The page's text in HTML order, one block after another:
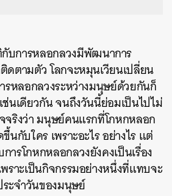
บการหลอกลวงมีพัฒนาการ
ดตามตัว โลกจะหมุนเวียนเปลี่ยน
รหลอกลวงระหว่างมนุษย์ด้วยกันก็
ช่นเดียวกัน จนถึงวันนี้ย่อมเป็นไปไม่
จริงว่า มนุษย์คนแรกที่โกหกหลอก
นกับใคร เพราะอะไร อย่างไร แต่
ารโกหกหลอกลวงยังคงเป็นเรื่อง
ราะเป็นกิจกรรมอย่างหนึ่งที่แทบจะ
ะจำวันของมนุษย์